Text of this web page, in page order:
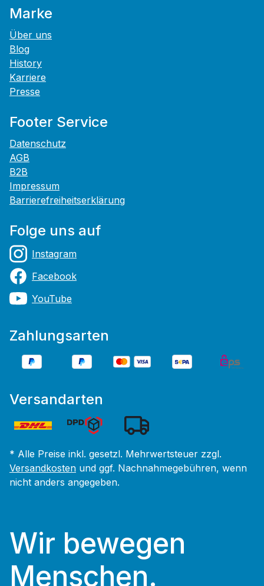
Marke
Über uns
Blog
History
Karriere
Presse
Footer Service
Datenschutz
AGB
B2B
Impressum
Barrierefreiheitserklärung
Folge uns auf
Instagram
Facebook
YouTube
Zahlungsarten
Versandarten
* Alle Preise inkl. gesetzl. Mehrwertsteuer zzgl.
Versandkosten und ggf. Nachnahmegebühren, wenn
nicht anders angegeben.
Wir bewegen
Menschen.